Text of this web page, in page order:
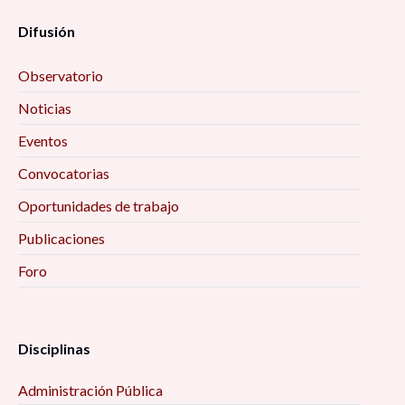
Relaciones transfronterizas entre las
Derechos humanos y cosmovisión del espacio-
Acceso a las manifestaciones artísticas para los
grupos con discapacidad visual en México, 6:00
La función social de las Ciencias sociales, 6:00
Diagnóstico comunitario participativo como
Difusión
Observatorio
Noticias
Eventos
Convocatorias
Oportunidades de trabajo
Publicaciones
Foro
Disciplinas
Administración Pública